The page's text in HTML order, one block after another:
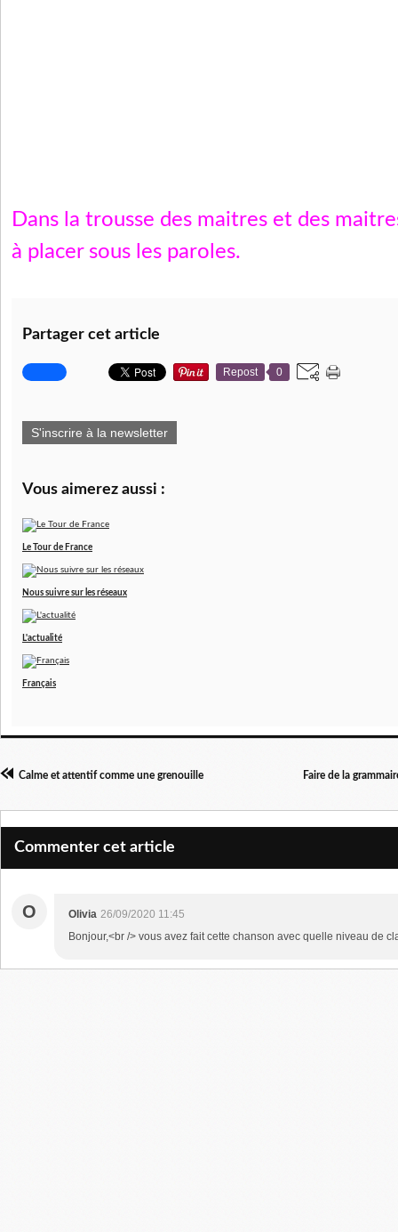
Dans la trousse des maitres et des
à placer sous les paroles.
Partager cet article
Repost 0
S'inscrire à la newsletter
Vous aimerez aussi :
Le Tour de France
Nous suivre sur les réseaux
L'actualité
Français
Calme et attentif comme une grenouille Faire de la
Commenter cet article
O Olivia 26/09/2020 11:45
Bonjour,<br /> vous avez fait cette chanson avec quelle niveau de